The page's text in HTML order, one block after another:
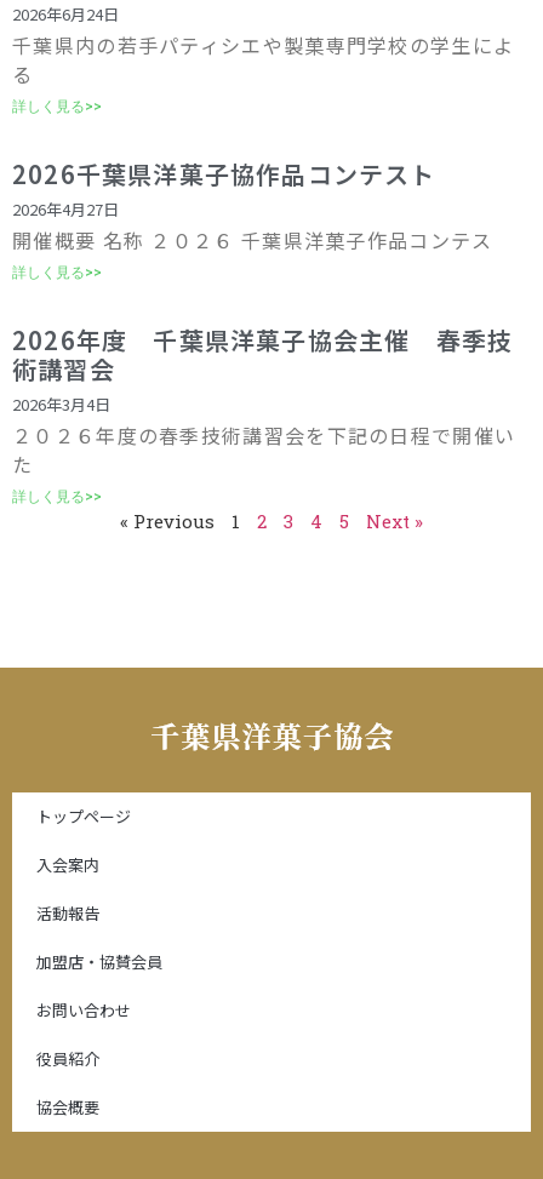
2026年6月24日
千葉県内の若手パティシエや製菓専門学校の学生によ
る
詳しく見る>>
2026千葉県洋菓子協作品コンテスト
2026年4月27日
開催概要 名称 ２０２６ 千葉県洋菓子作品コンテス
詳しく見る>>
2026年度 千葉県洋菓子協会主催 春季技
術講習会
2026年3月4日
２０２６年度の春季技術講習会を下記の日程で開催い
た
詳しく見る>>
« Previous 1 2 3 4 5 Next »
トップページ
入会案内
活動報告
加盟店・協賛会員
お問い合わせ
役員紹介
協会概要